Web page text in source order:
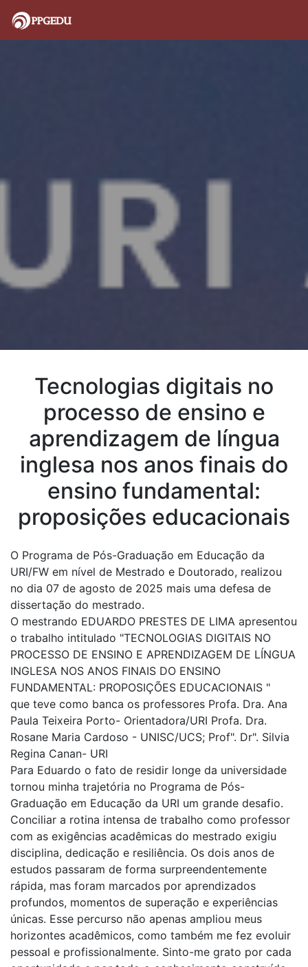
Tecnologias digitais no
processo de ensino e
aprendizagem de língua
inglesa nos anos finais do
ensino fundamental:
proposições educacionais
O Programa de Pós-Graduação em Educação da
URI/FW em nível de Mestrado e Doutorado, realizou
no dia 07 de agosto de 2025 mais uma defesa de
dissertação do mestrado.
O mestrando EDUARDO PRESTES DE LIMA apresentou
o trabalho intitulado "TECNOLOGIAS DIGITAIS NO
PROCESSO DE ENSINO E APRENDIZAGEM DE LÍNGUA
INGLESA NOS ANOS FINAIS DO ENSINO
FUNDAMENTAL: PROPOSIÇÕES EDUCACIONAIS "
que teve como banca os professores Profa. Dra. Ana
Paula Teixeira Porto- Orientadora/URI Profa. Dra.
Rosane Maria Cardoso - UNISC/UCS; Prof". Dr". Silvia
Regina Canan- URI
Para Eduardo o fato de residir longe da universidade
tornou minha trajetória no Programa de Pós-
Graduação em Educação da URI um grande desafio.
Conciliar a rotina intensa de trabalho como professor
com as exigências acadêmicas do mestrado exigiu
disciplina, dedicação e resiliência. Os dois anos de
estudos passaram de forma surpreendentemente
rápida, mas foram marcados por aprendizados
profundos, momentos de superação e experiências
únicas. Esse percurso não apenas ampliou meus
horizontes acadêmicos, como também me fez evoluir
pessoal e profissionalmente. Sinto-me grato por cada